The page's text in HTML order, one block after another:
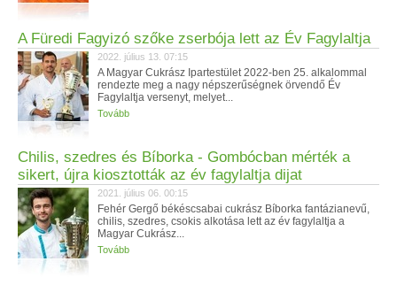
A Füredi Fagyizó szőke zserbója lett az Év Fagylaltja
2022. július 13. 07:15
A Magyar Cukrász Ipartestület 2022-ben 25. alkalommal
rendezte meg a nagy népszerűségnek örvendő Év
Fagylaltja versenyt, melyet...
Tovább
Chilis, szedres és Bíborka - Gombócban mérték a
sikert, újra kiosztották az év fagylaltja dijat
2021. július 06. 00:15
Fehér Gergő békéscsabai cukrász Bíborka fantázianevű,
chilis, szedres, csokis alkotása lett az év fagylaltja a
Magyar Cukrász...
Tovább